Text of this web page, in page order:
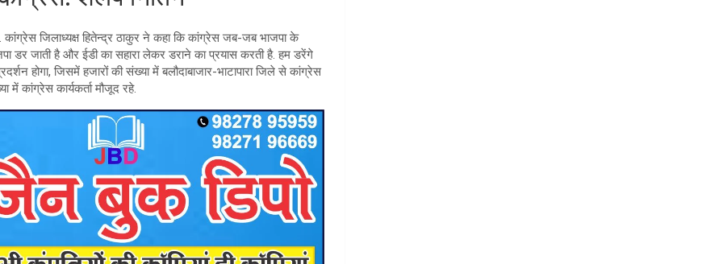
जिलाध्यक्ष हितेन्द्र ठाकुर ने कहा कि कांग्रेस जब-जब भाजपा के
डर जाती है और ईडी का सहारा लेकर डराने का प्रयास करती है. हम डरेंगे
होगा, जिसमें हजारों की संख्या में बलौदाबाजार-भाटापारा जिले से कांग्रेस
में कांग्रेस कार्यकर्ता मौजूद रहे.